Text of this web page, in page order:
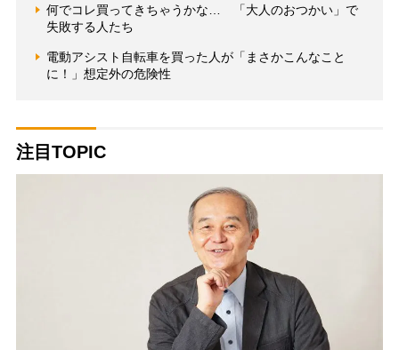
何でコレ買ってきちゃうかな… 「大人のおつかい」で
失敗する人たち
電動アシスト自転車を買った人が「まさかこんなこと
に！」想定外の危険性
注目TOPIC